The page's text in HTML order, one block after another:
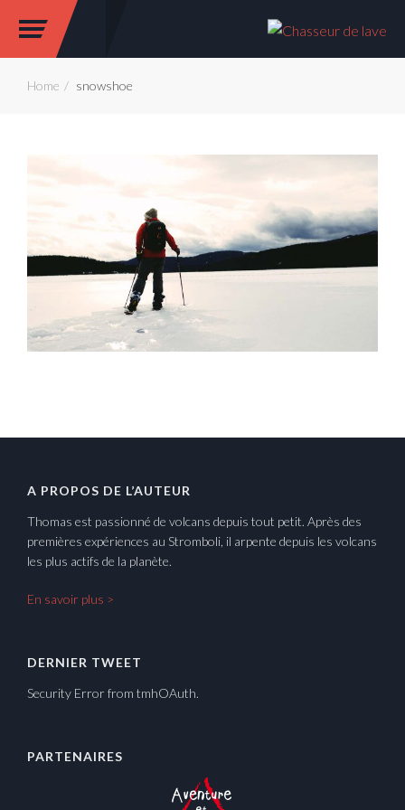
Home snowshoe
A PROPOS DE L’AUTEUR
Thomas est passionné de volcans depuis tout petit. Après des
premières expériences au Stromboli, il arpente depuis les volcans
les plus actifs de la planète.
En savoir plus >
DERNIER TWEET
Security Error from tmhOAuth.
PARTENAIRES